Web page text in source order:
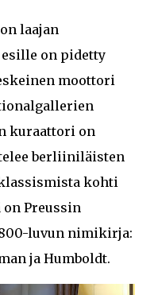
laajan
on pidetty
moottori
kuraattori on
berliiniläisten
kohti
Preussin
luvun nimikirja:
ja Humboldt.